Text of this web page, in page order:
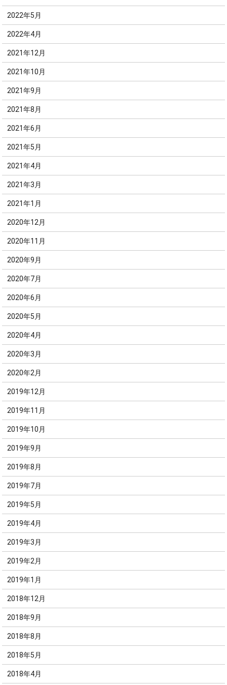
2022年5月
2022年4月
2021年12月
2021年10月
2021年9月
2021年8月
2021年6月
2021年5月
2021年4月
2021年3月
2021年1月
2020年12月
2020年11月
2020年9月
2020年7月
2020年6月
2020年5月
2020年4月
2020年3月
2020年2月
2019年12月
2019年11月
2019年10月
2019年9月
2019年8月
2019年7月
2019年5月
2019年4月
2019年3月
2019年2月
2019年1月
2018年12月
2018年9月
2018年8月
2018年5月
2018年4月